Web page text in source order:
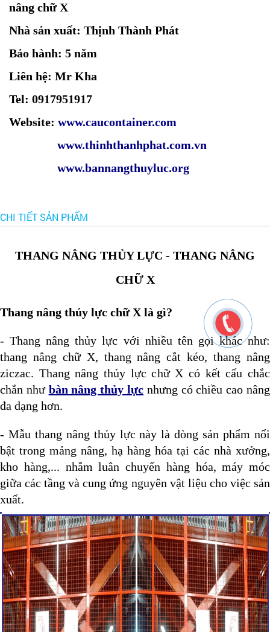
nâng chữ X
Nhà sản xuất: Thịnh Thành Phát
Bảo hành: 5 năm
Liên hệ: Mr Kha
Tel: 0917951917
Website: www.caucontainer.com
www.thinhthanhphat.com.vn
www.bannangthuyluc.org
CHI TIẾT SẢN PHẨM
THANG NÂNG THỦY LỰC - THANG NÂNG
CHỮ X
Thang nâng thủy lực chữ X là gì?
- Thang nâng thủy lực với nhiều tên gọi khác như:
thang nâng chữ X, thang nâng cắt kéo, thang nâng
ziczac. Thang nâng thủy lực chữ X có kết cấu chắc
chắn như bàn nâng thủy lực nhưng có chiều cao nâng
đa dạng hơn.
- Mẫu thang nâng thủy lực này là dòng sản phẩm nổi
bật trong mảng nâng, hạ hàng hóa tại các nhà xưởng,
kho hàng,... nhằm luân chuyển hàng hóa, máy móc
giữa các tầng và cung ứng nguyên vật liệu cho việc sản
xuất.